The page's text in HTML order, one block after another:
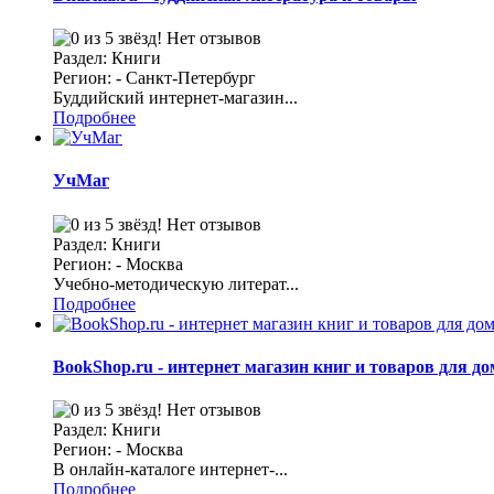
Нет отзывов
Раздел: Книги
Регион: - Санкт-Петербург
Буддийский интернет-магазин...
Подробнее
УчМаг
Нет отзывов
Раздел: Книги
Регион: - Москва
Учебно-методическую литерат...
Подробнее
BookShop.ru - интернет магазин книг и товаров для
Нет отзывов
Раздел: Книги
Регион: - Москва
В онлайн-каталоге интернет-...
Подробнее